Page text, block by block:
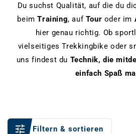
Du suchst Qualität, auf die du
beimTraining, auf Tour oder im
hier genau richtig. Ob
vielseitiges Trekkingbike oder
uns findest du Technik, die
einfach Spaß
Filtern & sortieren